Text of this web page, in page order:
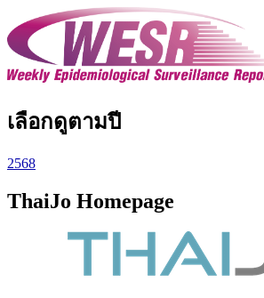
เลือกดูตามปี
2568
ThaiJo Homepage